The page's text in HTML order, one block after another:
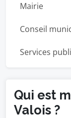
Mairie
Conseil
Services
Qui est
Valois ?